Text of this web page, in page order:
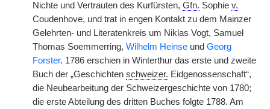
Nichte und Vertrauten des Kurfürsten, Gfn. Sophie v.
Coudenhove, und trat in engen Kontakt zu dem Mainzer
Gelehrten- und Literatenkreis um Niklas Vogt, Samuel
Thomas Soemmerring, Wilhelm Heinse und Georg
Forster. 1786 erschien in Winterthur das erste und zweite
Buch der „Geschichten schweizer. Eidgenossenschaft“,
die Neubearbeitung der Schweizergeschichte von 1780;
die erste Abteilung des dritten Buches folgte 1788. Am